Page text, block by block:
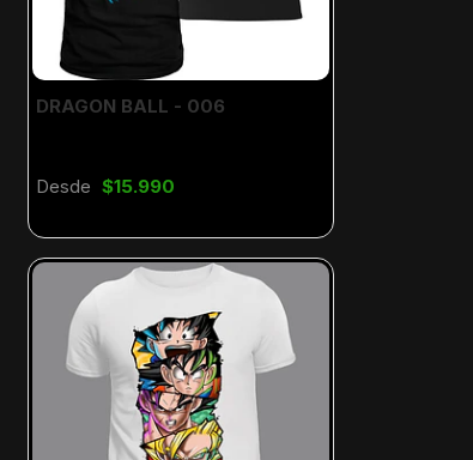
DRAGON BALL - 006
Desde $15.990